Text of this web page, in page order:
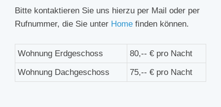
Bitte kontaktieren Sie uns hierzu per Mail oder per
Rufnummer, die Sie unter Home finden können.
Wohnung Erdgeschoss
80,-- € pro Nacht
Wohnung Dachgeschoss
75,-- € pro Nacht